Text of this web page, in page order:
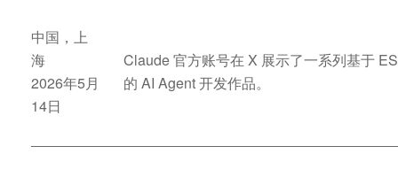
中国，上
海
2026年5月
14日
Claude 官方账号在 X 展示了一系列基于
的 AI Agent 开发作品。